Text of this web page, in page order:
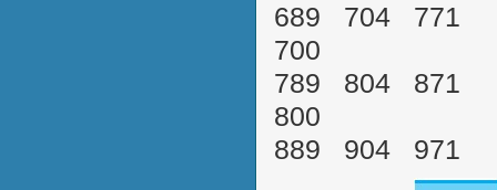
689 704
700
789 804
800
889 904